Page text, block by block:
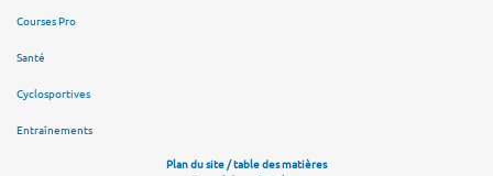
Courses Pro
Santé
Cyclosportives
Entraînements
Plan du site / table des matières